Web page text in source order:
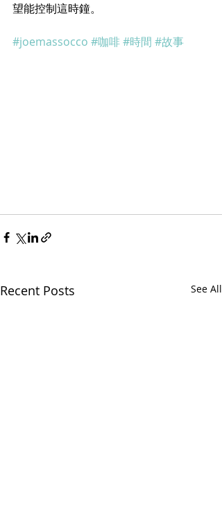
望能控制這時鐘。
#joemassocco #咖啡#時間 #故事
Recent Posts See All